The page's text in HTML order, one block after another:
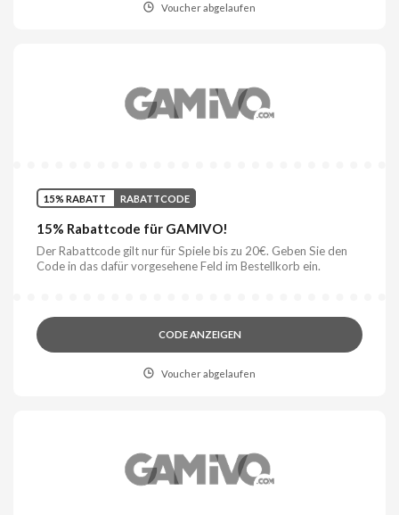
Voucher abgelaufen
15% RABATT RABATTCODE
15% Rabattcode für GAMIVO!
Der Rabattcode gilt nur für Spiele bis zu 20€. Geben Sie den
Code in das dafür vorgesehene Feld im Bestellkorb ein.
CODE ANZEIGEN
Voucher abgelaufen